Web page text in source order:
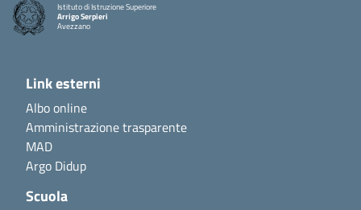
Istituto di Istruzione Superiore
Arrigo Serpieri
Avezzano
Link esterni
Albo online
Amministrazione trasparente
MAD
Argo Didup
Scuola